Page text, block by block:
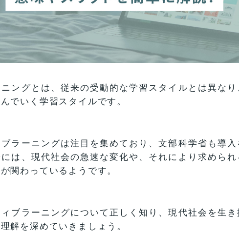
ングとは、従来の受動的な学習スタイルとは異な
でいく学習スタイルです。
ラーニングは注目を集めており、文部科学省も導入
は、現代社会の急速な変化や、それにより求めら
関わっているようです。
ブラーニングについて正しく知り、現代社会を生き
解を深めていきましょう。